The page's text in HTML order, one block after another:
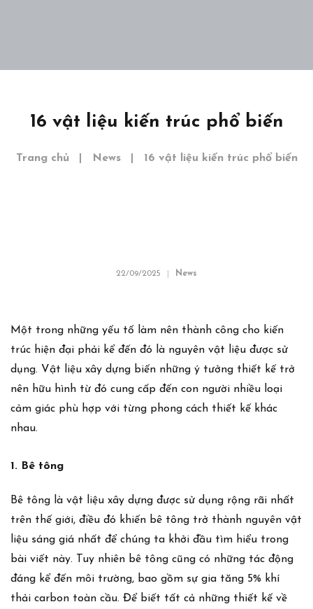
Giới thiệu
Khám phá
Liên hệ
16 vật liệu kiến trúc phổ biến
Trang chủ News 16 vật liệu kiến trúc phổ biến
22/09/2025 News
Một trong những yếu tố làm nên thành công cho kiến
trúc hiện đại phải kể đến đó là nguyên vật liệu được sử
dụng. Vật liệu xây dựng biến những ý tưởng thiết kế trở
nên hữu hình từ đó cung cấp đến con người nhiều loại
cảm giác phù hợp với từng phong cách thiết kế khác
nhau.
1. Bê tông
Bê tông là vật liệu xây dựng được sử dụng rộng rãi nhất
trên thế giới, điều đó khiến bê tông trở thành nguyên vật
liệu sáng giá nhất để chúng ta khởi đầu tìm hiểu trong
bài viết này. Tuy nhiên bê tông cũng có những tác động
đáng kể đến môi trường, bao gồm sự gia tăng 5% khí
thải carbon toàn cầu. Để biết tất cả những thiết kế về